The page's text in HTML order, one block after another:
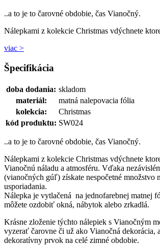
..a to je to čarovné obdobie, čas Vianočný.
Nálepkami z kolekcie Christmas vdýchnete
viac >
Špecifikácia
doba dodania: skladom
materiál:
matná nalepovacia fólia
kolekcia:
Christmas
kód produktu: SW024
..a to je to čarovné obdobie, čas Vianočný.
Nálepkami z kolekcie Christmas vdýchnete
Vianočnú náladu a atmosféru. Vďaka
(vianočných gúľ) získate nespočetné množstvo
usporiadania.
Nálepka je vytlačená na jednofarebnej matnej
môžete ozdobiť okná, nábytok alebo zrkadlá.
Krásne zloženie týchto nálepiek s Vianočným
vyzerať čarovne či už ako Vianočná dekorácia,
dekoratívny prvok na celé zimné obdobie.